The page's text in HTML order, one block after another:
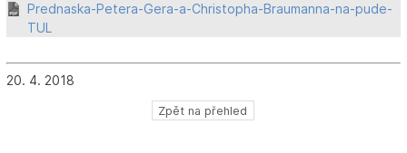
Prednaska-Petera-Gera-a-Christopha-Braumanna-na-pude-
TUL
20. 4. 2018
Zpět na přehled